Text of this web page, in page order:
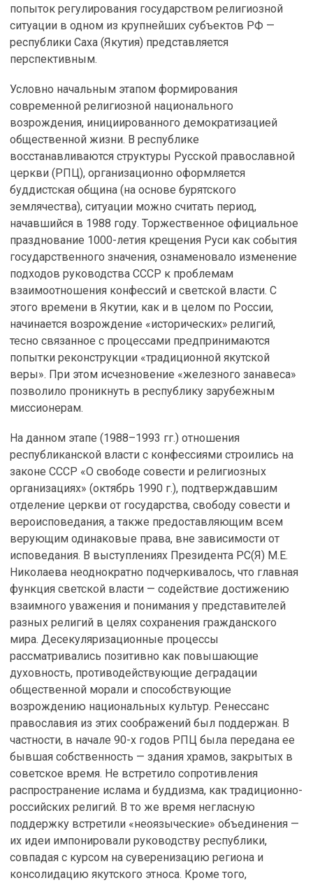
попыток регулирования государством религиозной
ситуации в одном из крупнейших субъектов РФ —
республики Саха (Якутия) представляется
перспективным.
Условно начальным этапом формирования
современной религиозной национального
возрождения, инициированного демократизацией
общественной жизни. В республике
восстанавливаются структуры Русской православной
церкви (РПЦ), организационно оформляется
буддистская община (на основе бурятского
землячества), ситуации можно считать период,
начавшийся в 1988 году. Торжественное официальное
празднование 1000-летия крещения Руси как события
государственного значения, ознаменовало изменение
подходов руководства СССР к проблемам
взаимоотношения конфессий и светской власти. С
этого времени в Якутии, как и в целом по России,
начинается возрождение «исторических» религий,
тесно связанное с процессами предпринимаются
попытки реконструкции «традиционной якутской
веры». При этом исчезновение «железного занавеса»
позволило проникнуть в республику зарубежным
миссионерам.
На данном этапе (1988–1993 гг.) отношения
республиканской власти с конфессиями строились на
законе СССР «О свободе совести и религиозных
организациях» (октябрь 1990 г.), подтверждавшим
отделение церкви от государства, свободу совести и
вероисповедания, а также предоставляющим всем
верующим одинаковые права, вне зависимости от
исповедания. В выступлениях Президента РС(Я) М.Е.
Николаева неоднократно подчеркивалось, что главная
функция светской власти — содействие достижению
взаимного уважения и понимания у представителей
разных религий в целях сохранения гражданского
мира. Десекуляризационные процессы
рассматривались позитивно как повышающие
духовность, противодействующие деградации
общественной морали и способствующие
возрождению национальных культур. Ренессанс
православия из этих соображений был поддержан. В
частности, в начале 90-х годов РПЦ была передана ее
бывшая собственность — здания храмов, закрытых в
советское время. Не встретило сопротивления
распространение ислама и буддизма, как традиционно-
российских религий. В то же время негласную
поддержку встретили «неоязыческие» объединения —
их идеи импонировали руководству республики,
совпадая с курсом на суверенизацию региона и
консолидацию якутского этноса. Кроме того,